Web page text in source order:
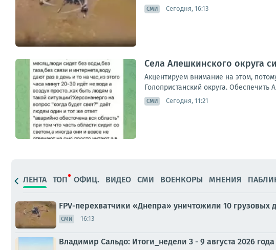
СМИ Сегодня, 16:13
Села Алешкинского округа
Акцентируем внимание на этом,
Голопристанский округа.
СМИ Сегодня, 11:21
ЛЕНТА ТОП ОФИЦ. ВИДЕО СМИ ВОЕНКОРЫ МНЕНИЯ
FPV-перехватчики «Днепра» уничтожили 10
СМИ 16:13
Владимир Сальдо: Итоги_недели 3 - 9 августа 2026 года